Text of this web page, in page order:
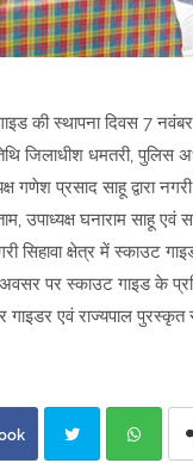
की स्थापना दिवस 7
जिलाधीश धमतरी, पुलिस
गणेश प्रसाद साहू द्वारा
उपाध्यक्ष घनाराम साहू एवं
सिहावा क्षेत्र में स्काउट
पर स्काउट गाइड के
एवं राज्यपाल